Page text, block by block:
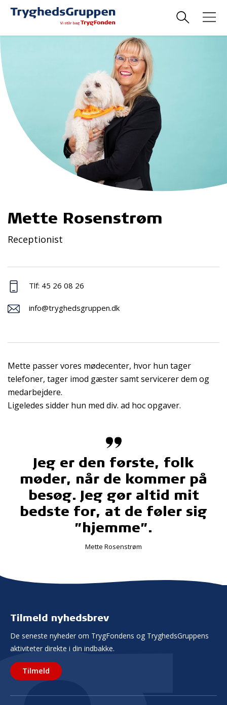
Mette Rosenstrøm
Receptionist
Tlf: 45 26 08 26
info@tryghedsgruppen.dk
Mette passer vores mødecenter, hvor hun tager
telefoner, tager imod gæster samt servicerer dem og
medarbejdere.
Ligeledes sidder hun med div. ad hoc opgaver.
Jeg er den første, folk
møder, når de kommer på
besøg. Jeg gør altid mit
bedste for, at de føler sig
”hjemme”.
Mette Rosenstrøm
Tilmeld nyhedsbrev
De seneste nyheder om TrygFondens og TryghedsGruppens
aktiviteter direkte i din indbakke.
Tilmeld